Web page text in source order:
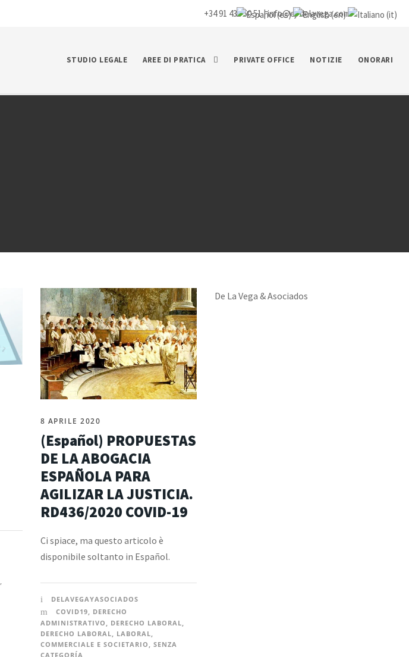
+34 91 435 50 51 |info@ej-delavega.com
STUDIO LEGALE AREE DI PRATICA PRIVATE OFFICE NOTIZIE ONORARI
,
8 APRILE 2020
(Español) PROPUESTAS
DE LA ABOGACIA
ESPAÑOLA PARA
AGILIZAR LA JUSTICIA.
RD436/2020 COVID-19
Ci spiace, ma questo articolo è
disponibile soltanto in Español.
DELAVEGAYASOCIADOS
COVID19, DERECHO
ADMINISTRATIVO , DERECHO LABORAL,
DERECHO LABORAL, LABORAL,
COMMERCIALE E SOCIETARIO , SENZA
CATEGORÍA
De La Vega & Asociados